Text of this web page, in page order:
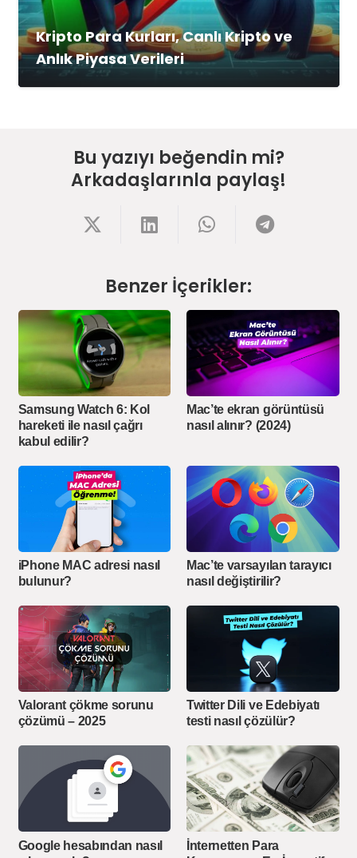
Kripto Para Kurları, Canlı Kripto ve
Anlık Piyasa Verileri
Bu yazıyı beğendin mi?
Arkadaşlarınla paylaş!
Benzer İçerikler:
Samsung Watch 6: Kol
hareketi ile nasıl çağrı
kabul edilir?
Mac’te ekran görüntüsü
nasıl alınır? (2024)
iPhone MAC adresi nasıl
bulunur?
Mac’te varsayılan tarayıcı
nasıl değiştirilir?
Valorant çökme sorunu
çözümü – 2025
Twitter Dili ve Edebiyatı
testi nasıl çözülür?
Google hesabından nasıl
İnternetten Para